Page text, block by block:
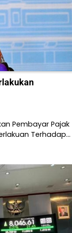
Pembayar Pajak
Terhadap…